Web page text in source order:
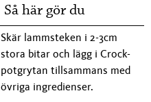
Så här gör du
Skär lammsteken i 2-3cm
stora bitar och lägg i Crock-
potgrytan tillsammans med
övriga ingredienser.